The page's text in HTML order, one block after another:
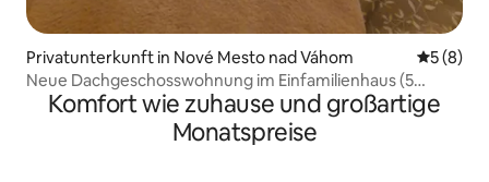
Privatunterkunft in Nové Mesto nad Váhom
5 (8)
Neue Dachgeschosswohnung im Einfamilienhaus (5
Personen)
Komfort wie zuhause und großartige
Monatspreise